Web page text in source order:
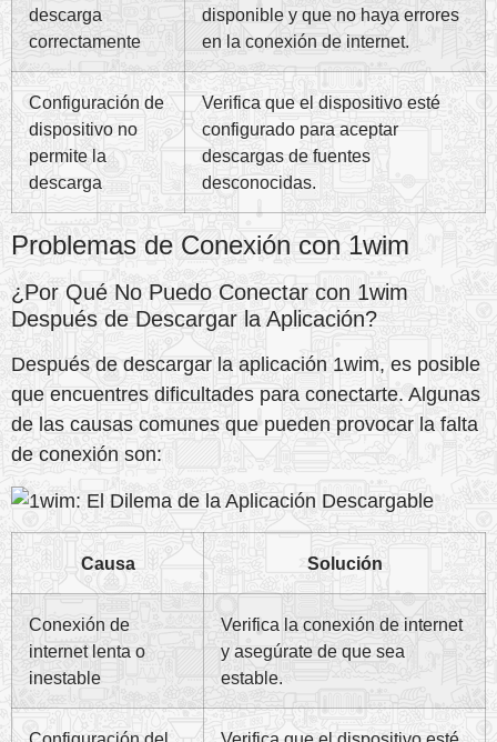
descarga
correctamente
disponible y que no haya errores
en la conexión de internet.
Configuración de
dispositivo no
permite la
descarga
Verifica que el dispositivo esté
configurado para aceptar
descargas de fuentes
desconocidas.
Problemas de Conexión con 1wim
¿Por Qué No Puedo Conectar con 1wim
Después de Descargar la Aplicación?
Después de descargar la aplicación 1wim, es posible
que encuentres dificultades para conectarte. Algunas
de las causas comunes que pueden provocar la falta
de conexión son:
Causa Solución
Conexión de
internet lenta o
inestable
Verifica la conexión de internet
y asegúrate de que sea
estable.